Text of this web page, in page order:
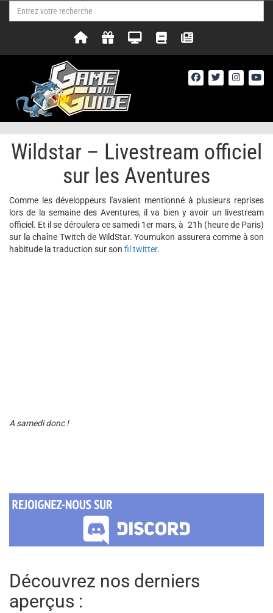
Wildstar – Livestream officiel
sur les Aventures
Comme les développeurs l'avaient mentionné à plusieurs reprises
lors de la semaine des Aventures, il va bien y avoir un livestream
officiel. Et il se déroulera ce samedi 1er mars, à 21h (heure de Paris)
sur la chaîne Twitch de WildStar. Youmukon assurera comme à son
habitude la traduction sur son fil twitter.
A samedi donc !
Découvrez nos derniers
aperçus :